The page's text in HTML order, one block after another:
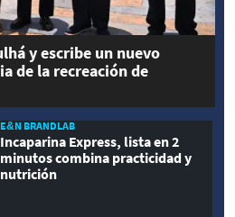
y escribe un nuevo
de la recreación de
E&N BRANDLAB
Incaparina Express, lista en 2
minutos combina practicidad y
nutrición